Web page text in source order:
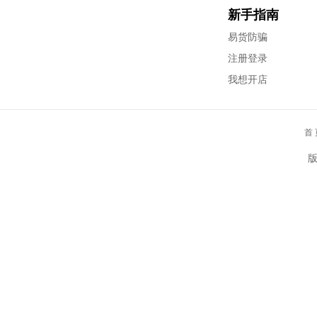
新手指南
易货防骗
注册登录
我想开店
首